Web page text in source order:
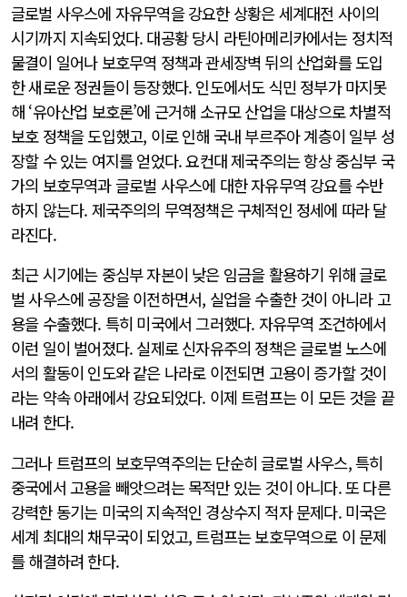
글로벌 사우스에 자유무역을 강요한 상황은 세계대전 사이의
시기까지 지속되었다. 대공황 당시 라틴아메리카에서는 정치적
물결이 일어나 보호무역 정책과 관세장벽 뒤의 산업화를 도입
한 새로운 정권들이 등장했다. 인도에서도 식민 정부가 마지못
해 ‘유아산업 보호론’에 근거해 소규모 산업을 대상으로 차별적
보호 정책을 도입했고, 이로 인해 국내 부르주아 계층이 일부 성
장할 수 있는 여지를 얻었다. 요컨대 제국주의는 항상 중심부 국
가의 보호무역과 글로벌 사우스에 대한 자유무역 강요를 수반
하지 않는다. 제국주의의 무역정책은 구체적인 정세에 따라 달
라진다.
최근 시기에는 중심부 자본이 낮은 임금을 활용하기 위해 글로
벌 사우스에 공장을 이전하면서, 실업을 수출한 것이 아니라 고
용을 수출했다. 특히 미국에서 그러했다. 자유무역 조건하에서
이런 일이 벌어졌다. 실제로 신자유주의 정책은 글로벌 노스에
서의 활동이 인도와 같은 나라로 이전되면 고용이 증가할 것이
라는 약속 아래에서 강요되었다. 이제 트럼프는 이 모든 것을 끝
내려 한다.
그러나 트럼프의 보호무역주의는 단순히 글로벌 사우스, 특히
중국에서 고용을 빼앗으려는 목적만 있는 것이 아니다. 또 다른
강력한 동기는 미국의 지속적인 경상수지 적자 문제다. 미국은
세계 최대의 채무국이 되었고, 트럼프는 보호무역으로 이 문제
를 해결하려 한다.